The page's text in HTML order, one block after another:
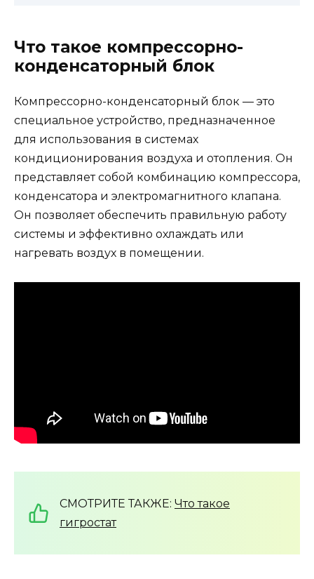
Что такое компрессорно-
конденсаторный блок
Компрессорно-конденсаторный блок — это
специальное устройство, предназначенное
для использования в системах
кондиционирования воздуха и отопления. Он
представляет собой комбинацию компрессора,
конденсатора и электромагнитного клапана.
Он позволяет обеспечить правильную работу
системы и эффективно охлаждать или
нагревать воздух в помещении.
СМОТРИТЕ ТАКЖЕ: Что такое
гигростат